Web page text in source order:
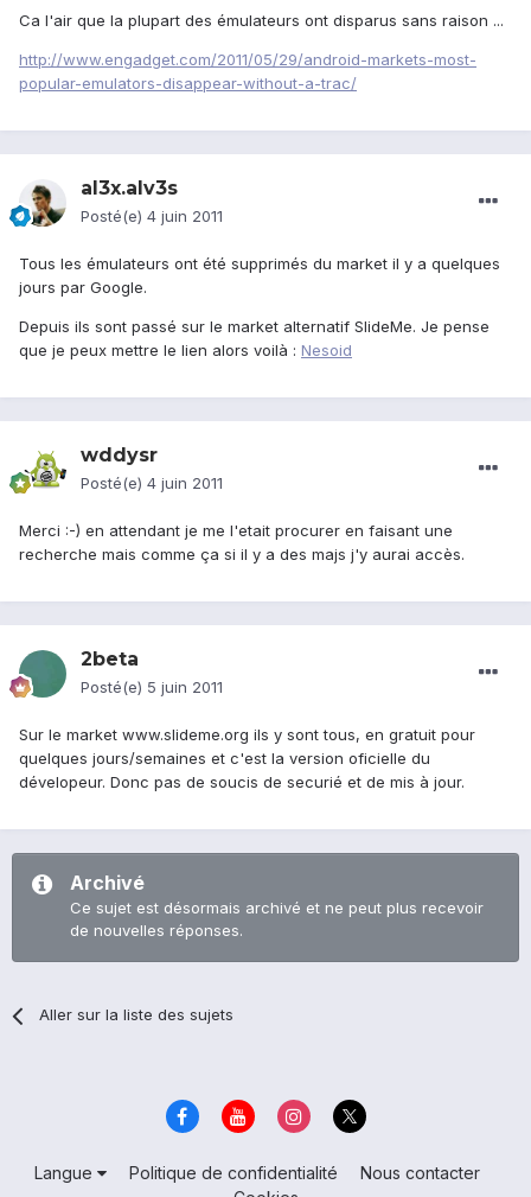
Ca l'air que la plupart des émulateurs ont disparus sans raison ...
http://www.engadget.com/2011/05/29/android-markets-most-
popular-emulators-disappear-without-a-trac/
al3x.alv3s
Posté(e) 4 juin 2011
Tous les émulateurs ont été supprimés du market il y a quelques
jours par Google.
Depuis ils sont passé sur le market alternatif SlideMe. Je pense
que je peux mettre le lien alors voilà : Nesoid
wddysr
Posté(e) 4 juin 2011
Merci :-) en attendant je me l'etait procurer en faisant une
recherche mais comme ça si il y a des majs j'y aurai accès.
2beta
Posté(e) 5 juin 2011
Sur le market www.slideme.org ils y sont tous, en gratuit pour
quelques jours/semaines et c'est la version oficielle du
dévelopeur. Donc pas de soucis de securié et de mis à jour.
Archivé
Ce sujet est désormais archivé et ne peut plus recevoir
de nouvelles réponses.
Aller sur la liste des sujets
Langue Politique de confidentialité
Nous contacter